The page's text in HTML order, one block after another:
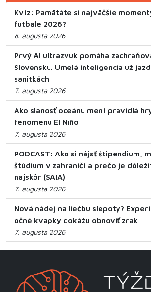
Kvíz: Pamätáte si najväčšie
futbale 2026?
8. augusta 2026
Prvý AI ultrazvuk pomáha
Slovensku. Umelá inteligencia už
sanitkách
7. augusta 2026
Ako slanosť oceánu mení pravidlá
fenoménu El Niño
7. augusta 2026
PODCAST: Ako si nájsť štipendium,
štúdium v zahraničí a prečo je
najskôr (SAIA)
7. augusta 2026
Nová nádej na liečbu slepoty?
očné kvapky dokážu obnoviť zrak
7. augusta 2026